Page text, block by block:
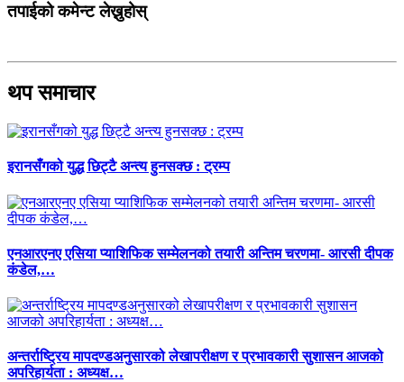
तपाईको कमेन्ट लेख्नुहोस्
थप समाचार
इरानसँगको युद्ध छिट्टै अन्त्य हुनसक्छ : ट्रम्प
एनआरएनए एसिया प्याशिफिक सम्मेलनको तयारी अन्तिम चरणमा- आरसी दीपक
कंडेल,…
अन्तर्राष्ट्रिय मापदण्डअनुसारको लेखापरीक्षण र प्रभावकारी सुशासन आजको
अपरिहार्यता : अध्यक्ष…